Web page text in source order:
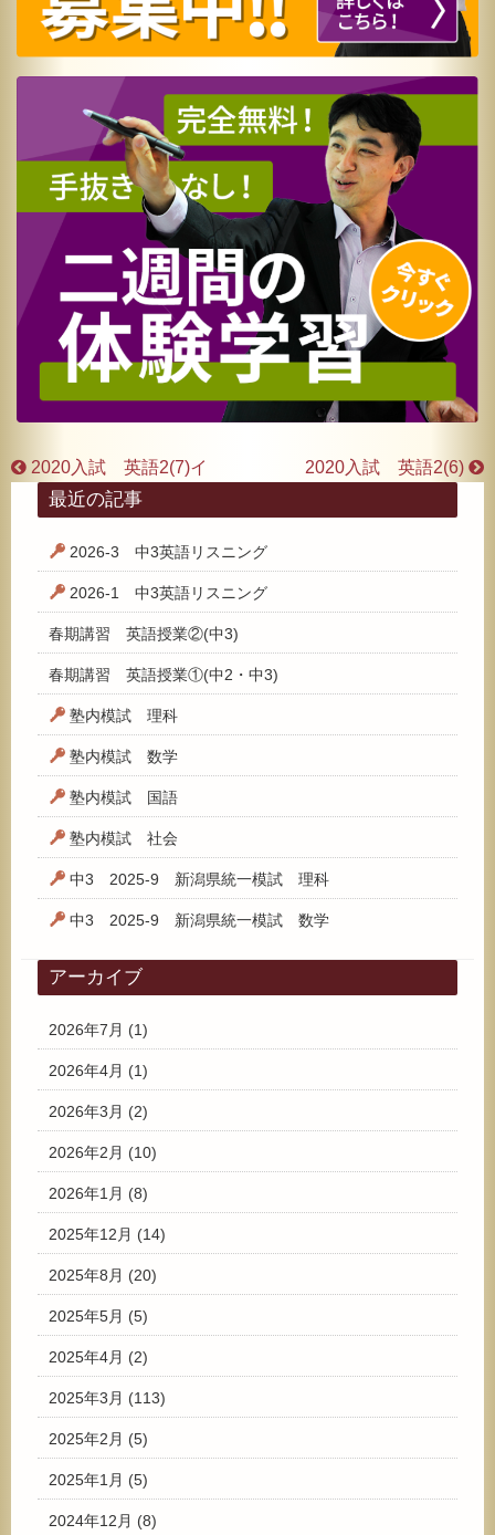
2020入試 英語2(7)イ 2020入試 英語2(6)
最近の記事
2026-3 中3英語リスニング
2026-1 中3英語リスニング
春期講習 英語授業②(中3)
春期講習 英語授業①(中2・中3)
塾内模試 理科
塾内模試 数学
塾内模試 国語
塾内模試 社会
中3 2025-9 新潟県統一模試 理科
中3 2025-9 新潟県統一模試 数学
アーカイブ
2026年7月 (1)
2026年4月 (1)
2026年3月 (2)
2026年2月 (10)
2026年1月 (8)
2025年12月 (14)
2025年8月 (20)
2025年5月 (5)
2025年4月 (2)
2025年3月 (113)
2025年2月 (5)
2025年1月 (5)
2024年12月 (8)